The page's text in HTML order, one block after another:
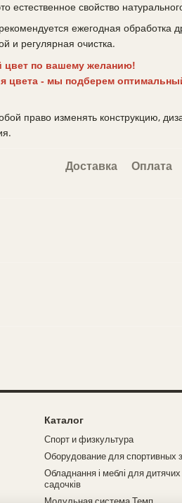
естественное свойство
ежегодная обработка
и регулярная очистка.
цвет по вашему желанию!
цвета - мы подберем
право изменять конструкцию,
Доставка Оплата
Каталог
Спорт и физкультура
Оборудование для спортивных
Обладнання і меблі для дитячих
садочків